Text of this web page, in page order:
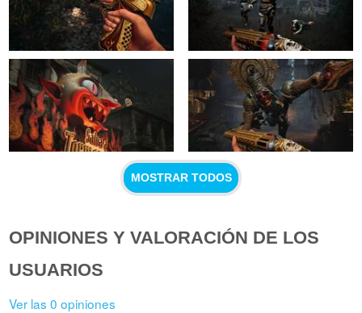
MOSTRAR TODOS
OPINIONES Y VALORACIÓN DE LOS
USUARIOS
Ver las 0 opiniones